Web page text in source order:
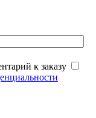
к заказу